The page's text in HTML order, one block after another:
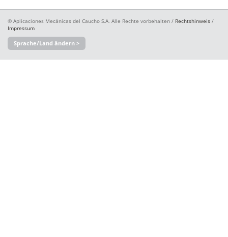
© Aplicaciones Mecánicas del Caucho S.A. Alle Rechte vorbehalten / Rechtshinweis /
Impressum
Sprache/Land ändern >